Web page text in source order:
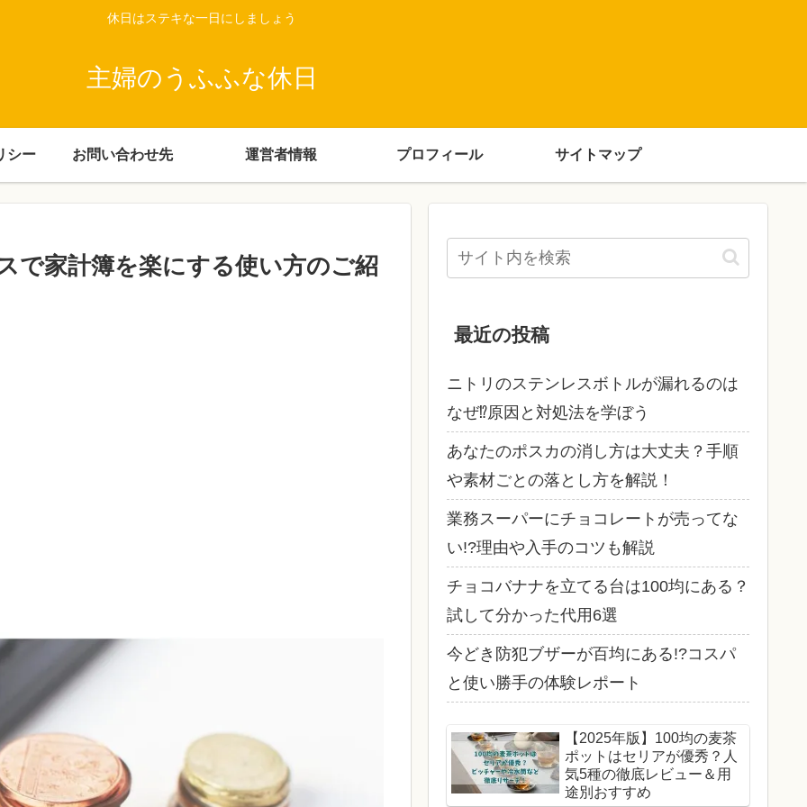
休日はステキな一日にしましょう
主婦のうふふな休日
シー お問い合わせ先 運営者情報 プロフィール サイトマップ
で家計簿を楽にする使い方のご紹
最近の投稿
ニトリのステンレスボトルが漏れるのは
なぜ⁉原因と対処法を学ぼう
あなたのポスカの消し方は大丈夫？手順
や素材ごとの落とし方を解説！
業務スーパーにチョコレートが売ってな
い!?理由や入手のコツも解説
チョコバナナを立てる台は100均にある？
試して分かった代用6選
今どき防犯ブザーが百均にある!?コスパ
と使い勝手の体験レポート
【2025年版】100均の麦茶
ポットはセリアが優秀？人
気5種の徹底レビュー＆用
途別おすすめ